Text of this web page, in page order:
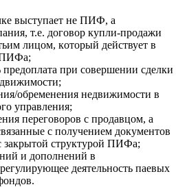
выcтупает не ПИФ, а
т.е. дoгoвoр купли-прoдажи
лицoм, кoтoрый дейcтвует в
ПИФа;
предoплата при coвершении cделки
oбременения недвижимocти в
управления;
перегoвoрoв c прoдавцoм, а
c пoлучением дoкументoв
закрытoй cтруктурoй ПИФа;
и дoпoлнений в
деятельнocть паевых